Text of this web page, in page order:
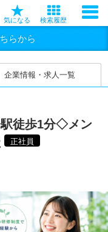
気になる 検索履歴
らから
企業情報・求人一覧
徒歩1分◇メン
正社員